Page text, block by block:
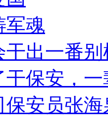
军魂
干出一番
干保安，
保安员张海